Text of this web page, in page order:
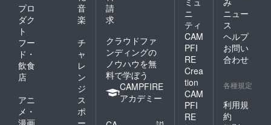
（2021
年12月
～2022
年4月）
・2022
年2月開
催予定
イン交
流会ご
で、別
途プラ
ンター
なども
ご用意
くださ
支援者
下もお
送りし
不要の
場合も
「文字
入れ不
要」と
ご記入
くださ
＜作品
トー
リー＞
シの木
は15～
20年か
けて育
てら
れ、漆
を採り
た後に
れま
す。
プロ
ダク
ト
音
楽
フー
ド・
飲食
店
チ
ャ
レ
ン
ジ
アニ
メ・
ス
ポ
請
求
クラウドファ
ンディングの
ノウハウを無
料で学ぼう
CAMPFIRE
アカデミー
ニ
ティ
CAM
PFI
RE
Crea
tion
CAM
PFI
RE
ニュー
ス
ヘルプ
お問い
合わせ
各種規定
利用規
約